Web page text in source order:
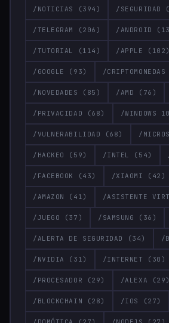
/NOTICIAS (394) /SEGURIDAD
/TELEGRAM (206) /ANDROID
/TUTORIAL (114) /APPLE (102)
/GOOGLE (93) /CRIPTOMONEDAS
/NOVEDADES (85) /AMD (76)
/PRIVACIDAD (68) /WINDOWS
/VULNERABILIDAD (68) /
/HACKEO (59) /INTEL (54)
/FACEBOOK (43) /XIAOMI (42)
/AMAZON (41) /ASISTENTE
/JUEGO (37) /SAMSUNG (36)
/ALERTA DE SEGURIDAD (34) /
/NVIDIA (31) /INTERNET (30)
/PROCESADOR (29) /ALEXA (29)
/BLOCKCHAIN (28) /IOS (27)